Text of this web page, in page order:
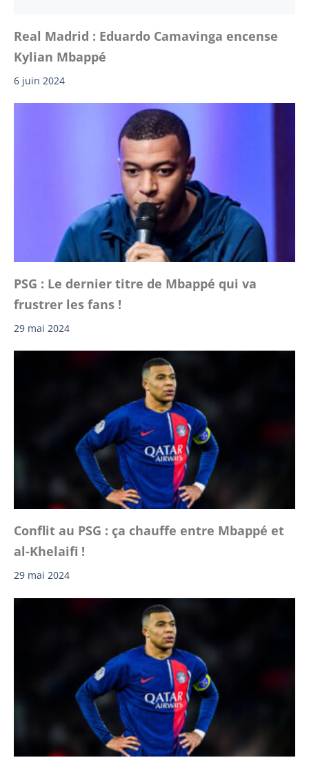
Real Madrid : Eduardo Camavinga encense
Kylian Mbappé
6 juin 2024
PSG : Le dernier titre de Mbappé qui va
frustrer les fans !
29 mai 2024
Conflit au PSG : ça chauffe entre Mbappé et
al-Khelaifi !
29 mai 2024